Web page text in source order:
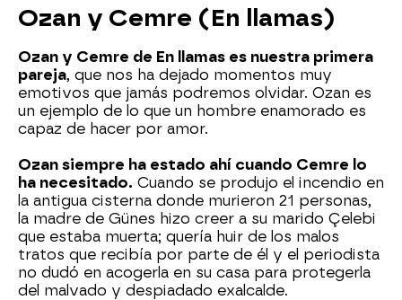
Ozan y Cemre (En llamas)
Ozan y Cemre de En llamas es nuestra primera
pareja, que nos ha dejado momentos muy
emotivos que jamás podremos olvidar. Ozan es
un ejemplo de lo que un hombre enamorado es
capaz de hacer por amor.
Ozan siempre ha estado ahí cuando Cemre lo
ha necesitado. Cuando se produjo el incendio en
la antigua cisterna donde murieron 21 personas,
la madre de Günes hizo creer a su marido Çelebi
que estaba muerta; quería huir de los malos
tratos que recibía por parte de él y el periodista
no dudó en acogerla en su casa para protegerla
del malvado y despiadado exalcalde.